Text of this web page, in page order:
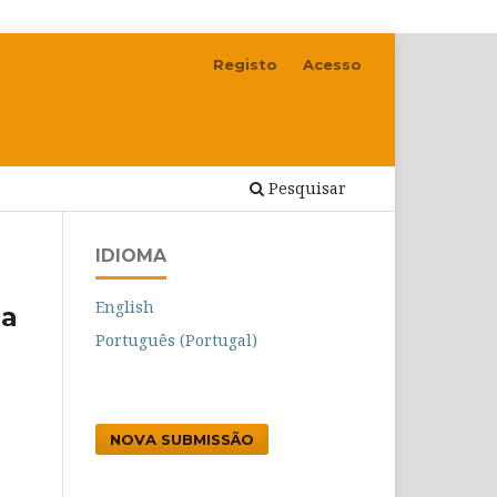
Pesquisar
Registo Acesso
IDIOMA
English
Português (Portugal)
NOVA SUBMISSÃO